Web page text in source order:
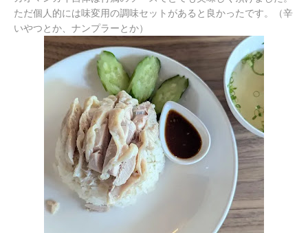
ただ個人的には味変用の調味セットがあると良かったです。（辛
いやつとか、ナンプラーとか）